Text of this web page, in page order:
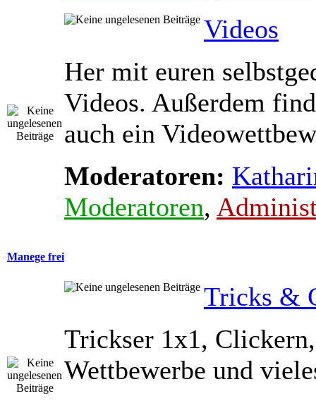
Videos
Her mit euren
Videos. Außerdem
auch ein
Moderatoren:
Moderatoren,
Manege frei
Tricks &
Trickser 1x1, Clickern,
Wettbewerbe und